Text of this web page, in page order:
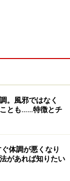
死ぬ」は本
う都市伝説が話
間に扇風機をつ
亡する」という
。風邪ではなく
ことも……特徴とチ
体調が悪くなり
があれば知りたい